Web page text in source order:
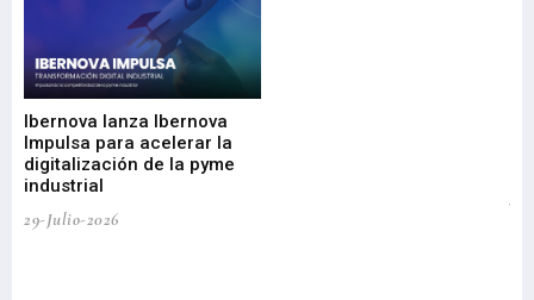
Ibernova lanza Ibernova
Impulsa para acelerar la
digitalización de la pyme
industrial
29-Julio-2026